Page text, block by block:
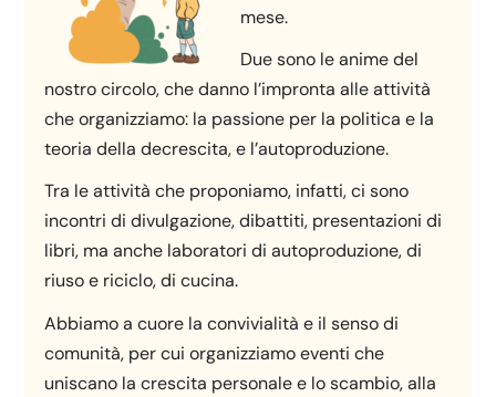
mese.
Due sono le anime del
nostro circolo, che danno l’impronta alle attività
che organizziamo: la passione per la politica e la
teoria della decrescita, e l’autoproduzione.
Tra le attività che proponiamo, infatti, ci sono
incontri di divulgazione, dibattiti, presentazioni di
libri, ma anche laboratori di autoproduzione, di
riuso e riciclo, di cucina.
Abbiamo a cuore la convivialità e il senso di
comunità, per cui organizziamo eventi che
uniscano la crescita personale e lo scambio, alla